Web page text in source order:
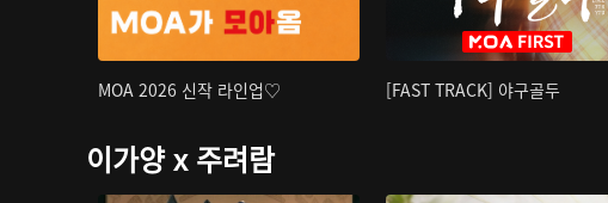
MOA 2026 신작 라인업♡ [FAST TRACK] 야구골두
이가양 x 주려람